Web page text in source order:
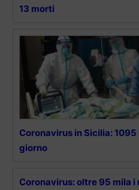
13 morti
Coronavirus in Sicilia:
giorno
Coronavirus: oltre 95 mila